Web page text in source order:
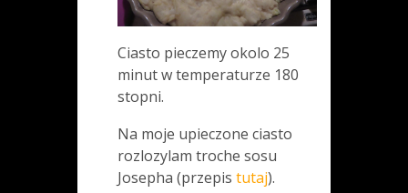
Ciasto pieczemy okolo 25
minut w temperaturze 180
stopni.
Na moje upieczone ciasto
rozlozylam troche sosu
Josepha (przepis tutaj).